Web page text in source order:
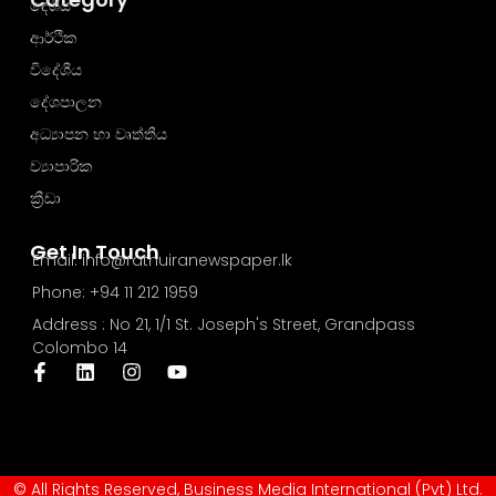
Get In Touch
Email: info@rathuiranewspaper.lk
Phone: +94 11 212 1959
Address : No 21, 1/1 St. Joseph's Street, Grandpass
Colombo 14
දේශීය
ආර්ථික
විදේශීය
දේශපාලන
අධ්‍යාපන හා වෘත්තීය
ව්‍යාපාරික
ක්‍රීඩා
© All Rights Reserved, Business Media International (Pvt) Ltd.